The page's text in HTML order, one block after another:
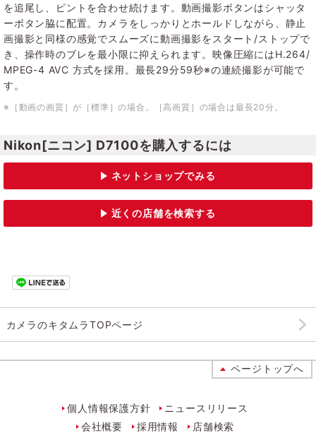
を追尾し、ピントを合わせ続けます。動画撮影ボタンはシャッタ
ーボタン脇に配置。カメラをしっかりとホールドしながら、静止
画撮影と同様の感覚でスムーズに動画撮影をスタート/ストップで
き、操作時のブレを最小限に抑えられます。映像圧縮にはH.264/
MPEG-4 AVC 方式を採用。最長29分59秒※の連続撮影が可能で
す。
※［動画の画質］が［標準］の場合。［高画質］の場合は最長20分。
Nikon[ニコン] D7100を購入するには
カメラのキタムラTOPページ
ページトップへ
個人情報保護方針
ニュースリリース
会社概要
採用情報 店舗検索